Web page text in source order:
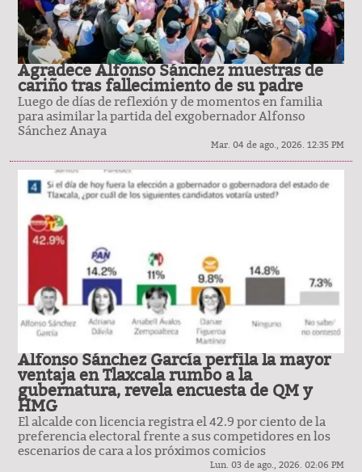
Agradece Alfonso Sánchez muestras de
cariño tras fallecimiento de su padre
Luego de días de reflexión y de momentos en familia
para asimilar la partida del exgobernador Alfonso
Sánchez Anaya
Mar. 04 de ago., 2026. 12:35 PM
Alfonso Sánchez García perfila la mayor
ventaja en Tlaxcala rumbo a la
gubernatura, revela encuesta de QM y
HMG
El alcalde con licencia registra el 42.9 por ciento de la
preferencia electoral frente a sus competidores en los
escenarios de cara a los próximos comicios
Lun. 03 de ago., 2026. 02:06 PM